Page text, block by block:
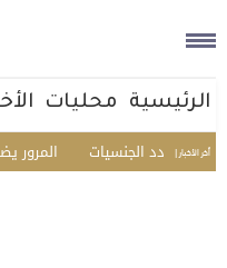
الرئيسية محليات
أخر الأخبار | المرور يضبط 2357 مركبة مخالفة في مواقف الأشخاص ذوي الإعاقة بمختلف مناطق المملكة متعدد الجنسيات